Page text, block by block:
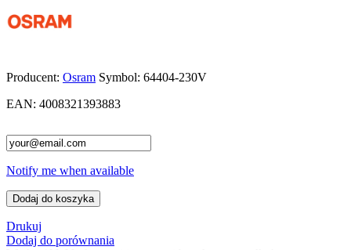
Producent: Osram Symbol: 64404-230V
EAN: 4008321393883
Notify me when available
Dodaj do koszyka
Drukuj
Dodaj do porównania